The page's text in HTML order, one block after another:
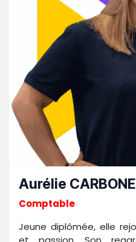
Aurélie
Comptable
Jeune diplômée, elle